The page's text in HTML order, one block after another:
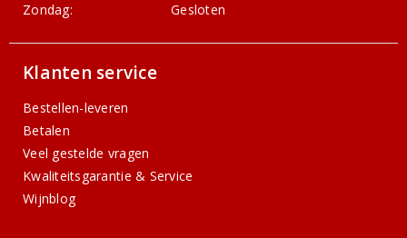
Zondag:
Gesloten
Klanten service
Bestellen-leveren
Betalen
Veel gestelde vragen
Kwaliteitsgarantie & Service
Wijnblog